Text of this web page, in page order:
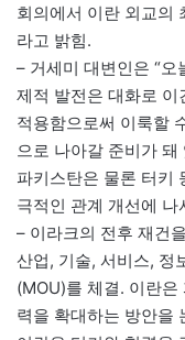
회의에서 이란 외교의
라고 밝힘.
– 거세미 대변인은 “
제적 발전은 대화로
적용함으로써 이룩할
으로 나아갈 준비가
파키스탄은 물론 터키
극적인 관계 개선에 나
– 이라크의 전후 재건
산업, 기술, 서비스, 정
(MOU)를 체결. 이란
력을 확대하는 방안을